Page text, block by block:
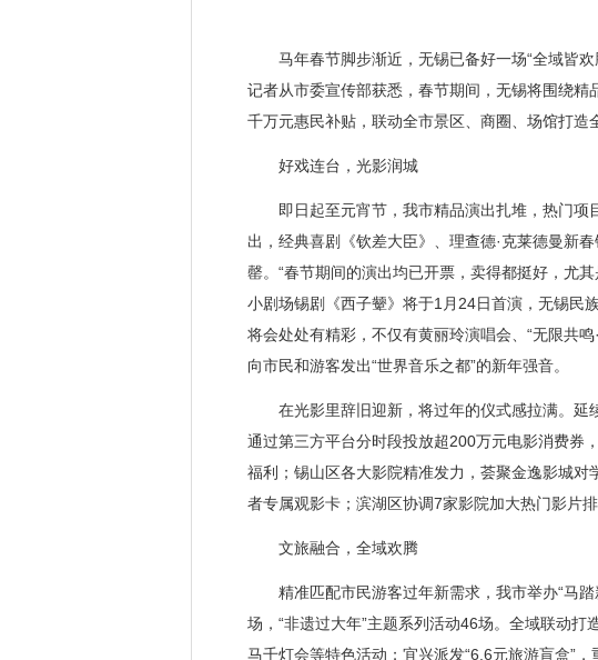
马年春节脚步渐近，无锡已备好一场“全域皆欢
记者从市委宣传部获悉，春节期间，无锡将围绕
千万元惠民补贴，联动全市景区、商圈、场馆打造
好戏连台，光影润城
即日起至元宵节，我市精品演出扎堆，热门项
出，经典喜剧《钦差大臣》、理查德·克莱德曼新
罄。“春节期间的演出均已开票，卖得都挺好，尤
小剧场锡剧《西子颦》将于1月24日首演，无锡民
将会处处有精彩，不仅有黄丽玲演唱会、“无限共
向市民和游客发出“世界音乐之都”的新年强音。
在光影里辞旧迎新，将过年的仪式感拉满。延
通过第三方平台分时段投放超200万元电影消费券
福利；锡山区各大影院精准发力，荟聚金逸影城
者专属观影卡；滨湖区协调7家影院加大热门影片
文旅融合，全域欢腾
精准匹配市民游客过年新需求，我市举办“马踏
场，“非遗过大年”主题系列活动46场。全域联动
马千灯会等特色活动；宜兴派发“6.6元旅游盲盒”